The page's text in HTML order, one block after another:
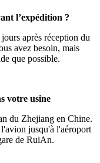
l’expédition ?
après réception du
avez besoin, mais
que possible.
votre usine
du Zhejiang en Chine.
jusqu'à l'aéroport
de RuiAn.